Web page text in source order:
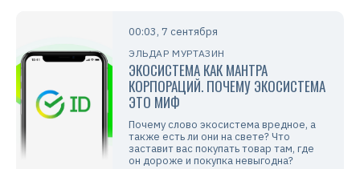
00:03, 7 сентября
ЭЛЬДАР МУРТАЗИН
ЭКОСИСТЕМА КАК МАНТРА
КОРПОРАЦИЙ. ПОЧЕМУ ЭКОСИСТЕМА
ЭТО МИФ
Почему слово экосистема вредное, а
также есть ли они на свете? Что
заставит вас покупать товар там, где
он дороже и покупка невыгодна?